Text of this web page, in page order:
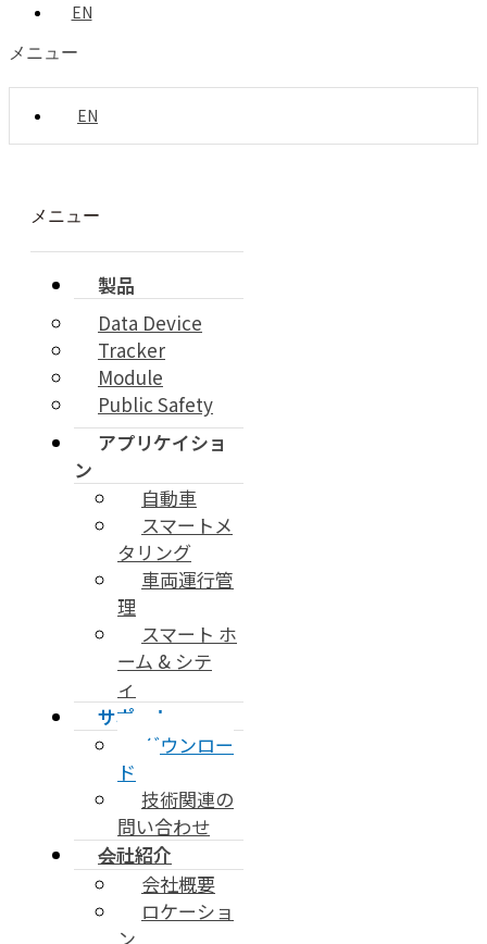
EN
メニュー
EN
メニュー
製品
Data Device
Tracker
Module
Public Safety
アプリケイショ
ン
自動車
スマートメ
タリング
車両運行管
理
スマート ホ
ーム & シテ
ィ
サポート
ダウンロー
ド
技術関連の
問い合わせ
会社紹介
会社概要
ロケーショ
ン